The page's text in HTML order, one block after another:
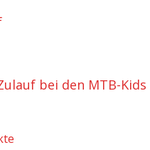
bei den MTB-Kids